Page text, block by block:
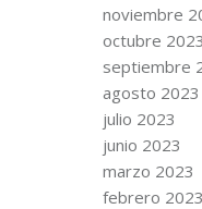
noviembre
octubre 2023
septiembre
agosto 2023
julio 2023
junio 2023
marzo 2023
febrero 2023